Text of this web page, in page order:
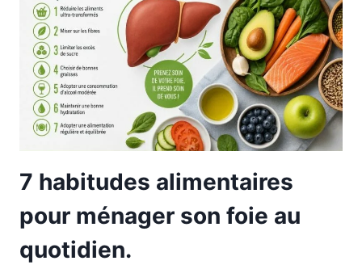
SÉCURITÉ
APRÈS
ANS.
7 habitudes alimentaires
pour ménager son foie au
quotidien.